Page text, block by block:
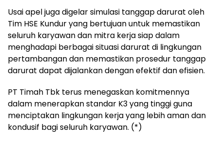
Usai apel juga digelar simulasi tanggap darurat oleh
Tim HSE Kundur yang bertujuan untuk memastikan
seluruh karyawan dan mitra kerja siap dalam
menghadapi berbagai situasi darurat di lingkungan
pertambangan dan memastikan prosedur tanggap
darurat dapat dijalankan dengan efektif dan efisien.
PT Timah Tbk terus menegaskan komitmennya
dalam menerapkan standar K3 yang tinggi guna
menciptakan lingkungan kerja yang lebih aman dan
kondusif bagi seluruh karyawan. (*)